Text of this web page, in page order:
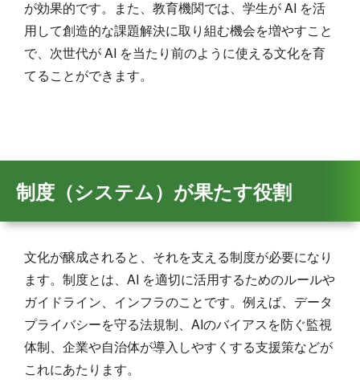
が効果的です。また、教育機関では、学生が AI を活
用して創造的な課題解決に取り組む機会を増やすこと
で、次世代が AI を当たり前のように使える文化を育
てることができます。
制度（システム）が果たす役割
文化が醸成されると、それを支える制度が必要になり
ます。制度とは、AI を適切に活用するためのルールや
ガイドライン、インフラのことです。例えば、データ
プライバシーを守る法規制、AIのバイアスを防ぐ監視
体制、企業や自治体が導入しやすくする支援策などが
これにあたります。